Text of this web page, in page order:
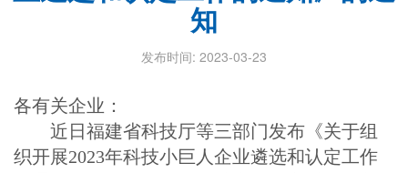
知
发布时间: 2023-03-23
各有关企业：
近日福建省科技厅等三部门发布《关于组
织开展2023年科技小巨人企业遴选和认定工作